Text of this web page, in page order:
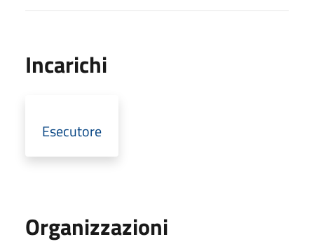
Incarichi
Esecutore
Organizzazioni